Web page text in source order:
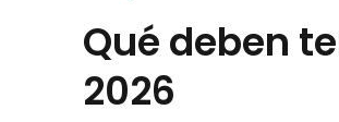
Qué deben
2026